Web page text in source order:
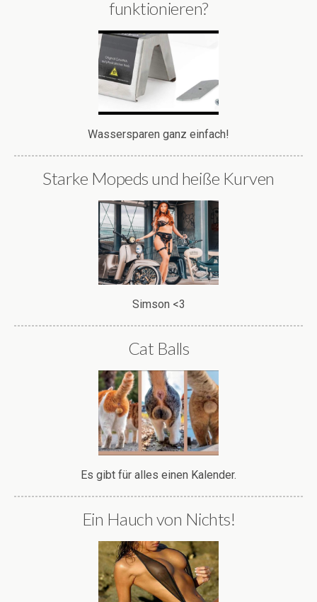
funktionieren?
Wassersparen ganz einfach!
Starke Mopeds und heiße Kurven
Simson <3
Cat Balls
Es gibt für alles einen Kalender.
Ein Hauch von Nichts!